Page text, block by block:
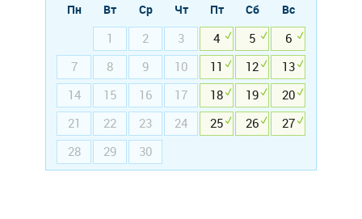
Пн Вт Ср Чт Пт Сб
Вс
1
2 3 4 5
6
7
8 9 10 11 12
13
14
15 16 17 18 19
20
21
22 23 24 25 26
27
28
29 30